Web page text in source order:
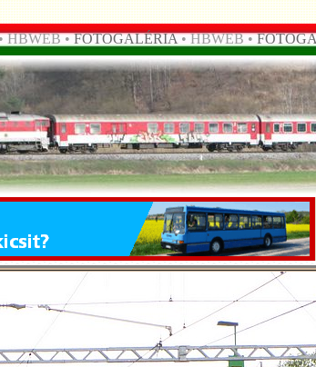
HBWEB •FOTOGALÉRIA• HBWEB •